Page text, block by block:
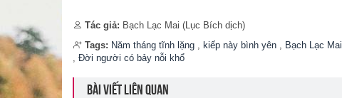
Tác giả: Bạch Lạc Mai (Lục Bích dịch)
Tags: Năm tháng tĩnh lặng , kiếp này bình yên , Bạch Lạc Mai
, Đời người có bảy nỗi khổ
BÀI VIẾT LIÊN QUAN